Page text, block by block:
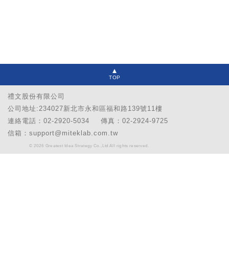
TOP
禮文股份有限公司
公司地址:234027新北市永和區福和路139號11樓
連絡電話：02-2920-5034
傳真：02-2924-9725
信箱：support@miteklab.com.tw
© 2026 Greatest Idea Strategy Co.,Ltd All rights reserved.